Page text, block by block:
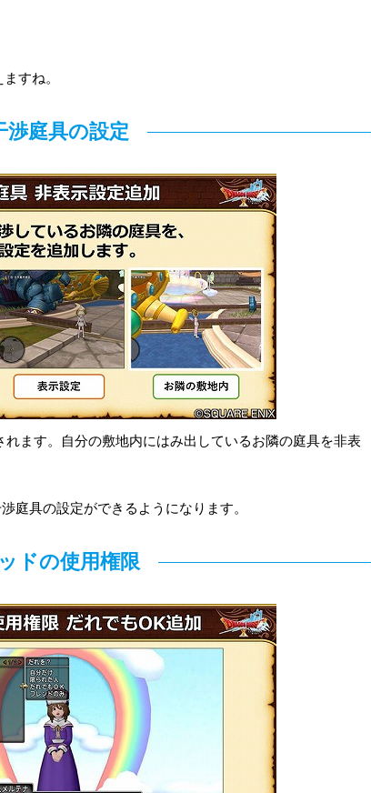
すね。
渉庭具の設定
ます。自分の敷地内にはみ出しているお隣の庭具を非表
庭具の設定ができるようになります。
ドの使用権限